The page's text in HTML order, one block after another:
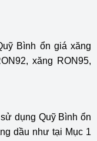
Bình ổn giá xăng
xăng RON95,
dụng Quỹ Bình ổn
dầu như tại Mục 1